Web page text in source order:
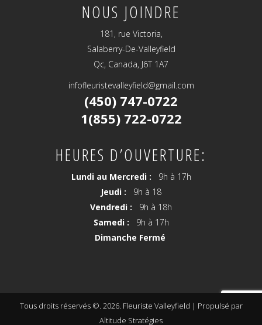
NOUS JOINDRE
181, rue Victoria,
Salaberry-De-Valleyfield
Qc, Canada, J6T 1A7
infofleuristevalleyfield@gmail.com
(450) 747-0722
1(855) 722-0722
HEURES D’OUVERTURE:
Lundi au Mercredi :
9h à 17h
Jeudi :
9h à 18
Vendredi :
9h à 18h
Samedi :
9h à 17h
Dimanche Fermé
Tous droits réservés ©. 2026. Fleuriste Valleyfield | Propulsé par
Altitude Stratégies